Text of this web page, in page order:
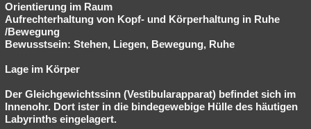
Orientierung im Raum
Aufrechterhaltung von Kopf- und Körperhaltung in Ruhe
/Bewegung
Bewusstsein: Stehen, Liegen, Bewegung, Ruhe
Lage im Körper
Der Gleichgewichtssinn (Vestibularapparat) befindet sich im
Innenohr. Dort ister in die bindegewebige Hülle des häutigen
Labyrinths eingelagert.